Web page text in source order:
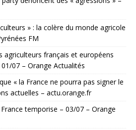
» : la colère du monde agricole
FM
agriculteurs français et européens
07 – Orange Actualités
« la France ne pourra pas signer le
actuelles – actu.orange.fr
temporise – 03/07 – Orange